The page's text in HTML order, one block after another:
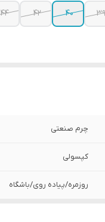
39
40
42
44
چرم صنعتی
کپسولی
روزمره/پیاده روی/باشگاه